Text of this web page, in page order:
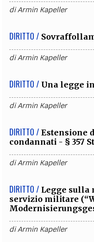
diArmin Kapeller
DIRITTO /
diArmin Kapeller
DIRITTO / Una legge
diArmin Kapeller
DIRITTO / Estensione
condannati - § 357
diArmin Kapeller
DIRITTO / Legge sulla
servizio militare
diArmin Kapeller